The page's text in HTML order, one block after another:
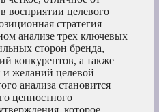
восприятии целевого
стратегия
анализе трех ключевых
сторон бренда,
конкурентов, а также
и желаний целевой
анализа становится
ценностного